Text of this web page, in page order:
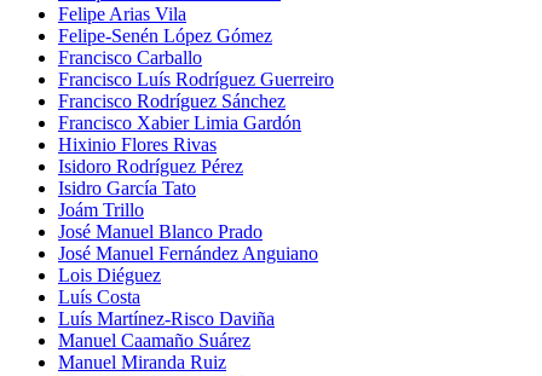
Felipe Arias Vila
Felipe-Senén López Gómez
Francisco Carballo
Francisco Luís Rodríguez Guerreiro
Francisco Rodríguez Sánchez
Francisco Xabier Limia Gardón
Hixinio Flores Rivas
Isidoro Rodríguez Pérez
Isidro García Tato
Joám Trillo
José Manuel Blanco Prado
José Manuel Fernández Anguiano
Lois Diéguez
Luís Costa
Luís Martínez-Risco Daviña
Manuel Caamaño Suárez
Manuel Miranda Ruiz